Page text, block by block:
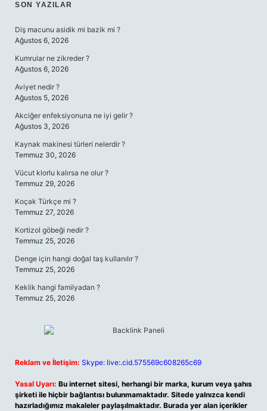
SIDEBAR
SON YAZILAR
Diş macunu asidik mi bazik mi ?
Ağustos 6, 2026
Kumrular ne zikreder ?
Ağustos 6, 2026
Aviyet nedir ?
Ağustos 5, 2026
Akciğer enfeksiyonuna ne iyi gelir ?
Ağustos 3, 2026
Kaynak makinesi türleri nelerdir ?
Temmuz 30, 2026
Vücut klorlu kalırsa ne olur ?
Temmuz 29, 2026
Koçak Türkçe mi ?
Temmuz 27, 2026
Kortizol göbeği nedir ?
Temmuz 25, 2026
Denge için hangi doğal taş kullanılır ?
Temmuz 25, 2026
Keklik hangi familyadan ?
Temmuz 25, 2026
Reklam ve İletişim: Skype: live:.cid.575569c608265c69
Yasal Uyarı: Bu internet sitesi, herhangi bir marka, kurum veya şahıs
şirketi ile hiçbir bağlantısı bulunmamaktadır. Sitede yalnızca kendi
hazırladığımız makaleler paylaşılmaktadır. Burada yer alan içerikler